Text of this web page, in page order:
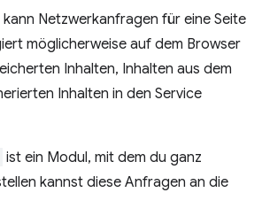
kann Netzwerkanfragen für eine Seite
möglicherweise auf dem Browser
Inhalten, Inhalten aus dem
Inhalten in den Service
ist ein Modul, mit dem du ganz
kannst diese Anfragen an die